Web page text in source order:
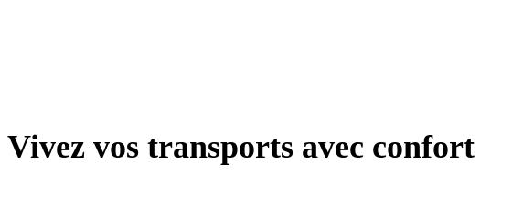
Vivez vos transports avec confort